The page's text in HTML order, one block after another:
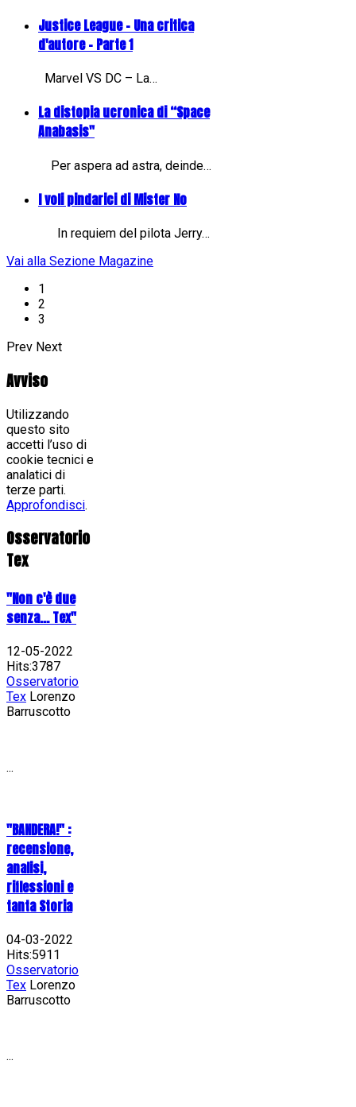
Justice League - Una critica
d'autore - Parte 1
Marvel VS DC – La…
La distopia ucronica di “Space
Anabasis"
Per aspera ad astra, deinde…
I voli pindarici di Mister No
In requiem del pilota Jerry…
Vai alla Sezione Magazine
1
2
3
Prev Next
Avviso
Utilizzando
questo sito
accetti l’uso di
cookie tecnici e
analatici di
terze parti.
Approfondisci.
Osservatorio
Tex
"Non c'è due
senza... Tex"
12-05-2022
Hits:3787
Osservatorio
Tex Lorenzo
Barruscotto
...
"BANDERA!" :
recensione,
analisi,
riflessioni e
tanta Storia
04-03-2022
Hits:5911
Osservatorio
Tex Lorenzo
Barruscotto
...